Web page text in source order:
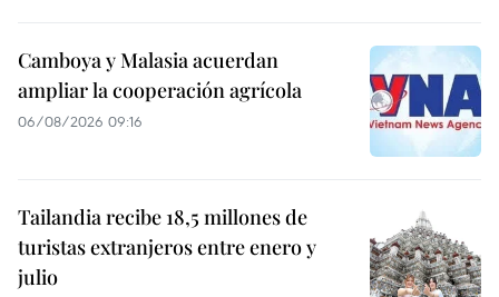
Camboya y Malasia acuerdan
ampliar la cooperación agrícola
06/08/2026 09:16
Tailandia recibe 18,5 millones de
turistas extranjeros entre enero y
julio